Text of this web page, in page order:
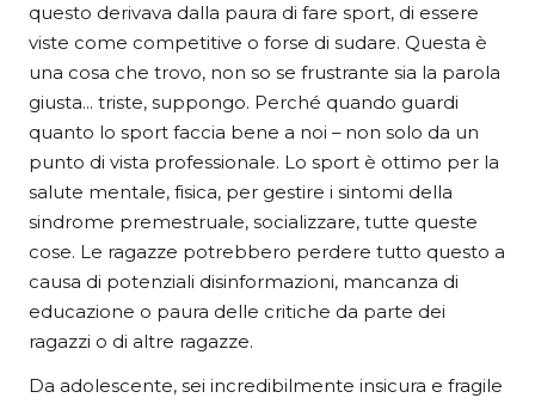
questo derivava dalla paura di fare sport, di essere
viste come competitive o forse di sudare. Questa è
una cosa che trovo, non so se frustrante sia la parola
giusta... triste, suppongo. Perché quando guardi
quanto lo sport faccia bene a noi – non solo da un
punto di vista professionale. Lo sport è ottimo per la
salute mentale, fisica, per gestire i sintomi della
sindrome premestruale, socializzare, tutte queste
cose. Le ragazze potrebbero perdere tutto questo a
causa di potenziali disinformazioni, mancanza di
educazione o paura delle critiche da parte dei
ragazzi o di altre ragazze.
Da adolescente, sei incredibilmente insicura e fragile